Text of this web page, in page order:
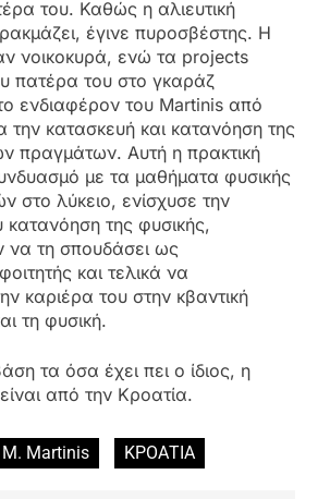
του. Καθώς η αλιευτική
έγινε πυροσβέστης. Η
νοικοκυρά, ενώ τα projects
πατέρα του στο γκαράζ
ενδιαφέρον του Martinis από
την κατασκευή και κατανόηση της
πραγμάτων. Αυτή η πρακτική
με τα μαθήματα φυσικής
στο λύκειο, ενίσχυσε την
κατανόηση της φυσικής,
να τη σπουδάσει ως
και τελικά να
καριέρα του στην κβαντική
τη φυσική.
τα όσα έχει πει ο ίδιος, η
από την Κροατία.
Martinis ΚΡΟΑΤΙΑ